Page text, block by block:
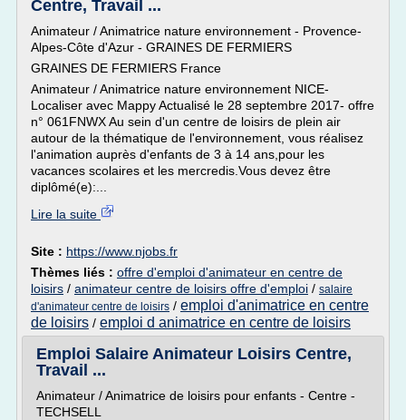
Centre, Travail ...
Animateur / Animatrice nature environnement - Provence-
Alpes-Côte d'Azur - GRAINES DE FERMIERS
GRAINES DE FERMIERS France
Animateur / Animatrice nature environnement NICE-
Localiser avec Mappy Actualisé le 28 septembre 2017- offre
n° 061FNWX Au sein d'un centre de loisirs de plein air
autour de la thématique de l'environnement, vous réalisez
l'animation auprès d'enfants de 3 à 14 ans,pour les
vacances scolaires et les mercredis.Vous devez être
diplômé(e):...
Lire la suite
Site : https://www.njobs.fr
Thèmes liés : offre d'emploi d'animateur en centre de
loisirs / animateur centre de loisirs offre d'emploi / salaire
d'animateur centre de loisirs / emploi d'animatrice en centre
de loisirs / emploi d animatrice en centre de loisirs
Emploi Salaire Animateur Loisirs Centre,
Travail ...
Animateur / Animatrice de loisirs pour enfants - Centre -
TECHSELL